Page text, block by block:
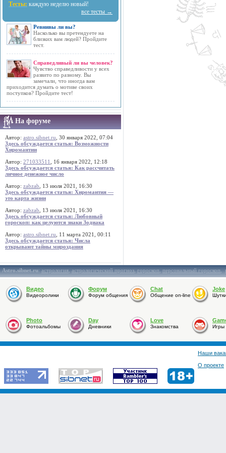
Тесты: каждую неделю новый!
все тесты →
Ревнивы ли вы?
Насколько вы претендуете на
близких вам людей? Пройдите
тест.
Справедливый ли вы человек?
Чувство справедливости у всех
развито по разному. Вы
замечали, что иногда вам
приходится думать о мотиве своих
поступков? Пройдите тест!
На форуме
Автор: astro.sibnet.ru , 30 января 2022, 07:04
Здесь обсуждается статья: Возможности
Хиромантии
Автор: 271033511
, 16 января 2022, 12:18
Здесь обсуждается статья: Как рассчитать
личное денежное число
Автор: zabzab , 13 июля 2021, 16:30
Здесь обсуждается статья: Хиромантия —
это карта жизни
Автор: zabzab , 13 июля 2021, 16:30
Здесь обсуждается статья: Любовный
гороскоп: как целуются знаки Зодиака
Автор: astro.sibnet.ru , 11 марта 2021, 00:11
Здесь обсуждается статья: Числа
открывают тайны мироздания
Astro.sibnet.ru:астрология,астрологический прогноз,гороскоп,персональный гороскоп,
Видео
Видеоролики
Форум
Форум общения
Chat
Общение on-line
Joke
Photo
Фотоальбомы
Day
Дневники
Love
Знакомства Игры
Наши
О проекте